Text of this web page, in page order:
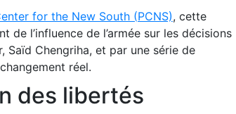
for the New South (PCNS), cette
l’influence de l’armée sur les décisions
Saïd Chengriha, et par une série de
réel.
des libertés